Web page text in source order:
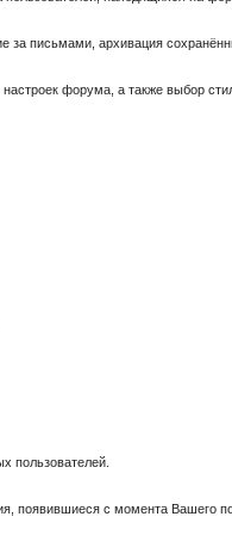
за письмами, архивация
форума, а также выбор
пользователей.
появившиеся с момента Вашего